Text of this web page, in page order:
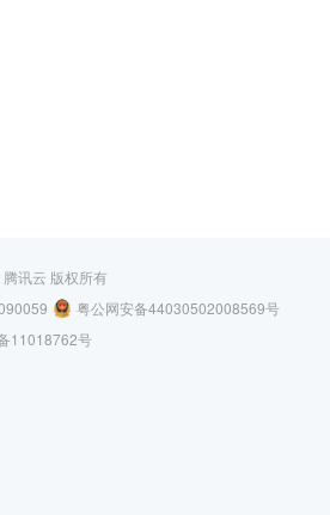
腾讯云 版权所有
粤公网安备44030502008569号
11018762号